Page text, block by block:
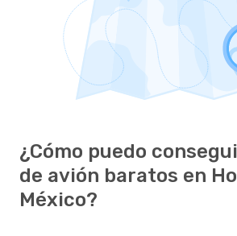
¿Cómo puedo
de avión baratos en
México?